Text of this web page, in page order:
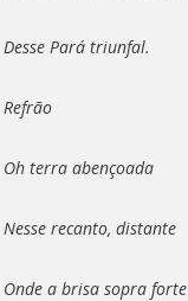
Desse Pará triunfal.
Refrão
Oh terra abençoada
Nesse recanto, distante
Onde a brisa sopra forte